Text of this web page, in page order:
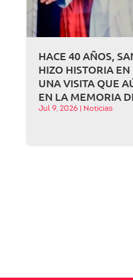
HACE 40 AÑOS,
HIZO HISTORIA
UNA VISITA QUE
EN LA MEMORIA
Jul 9, 2026 Noticias